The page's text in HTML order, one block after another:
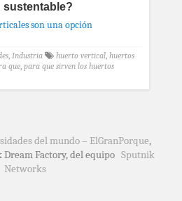
sustentable?
, Industria huerto vertical, huertos
que, para que sirven los huertos
del mundo – ElGranPorque,
Factory, del equipo Sputnik
Networks